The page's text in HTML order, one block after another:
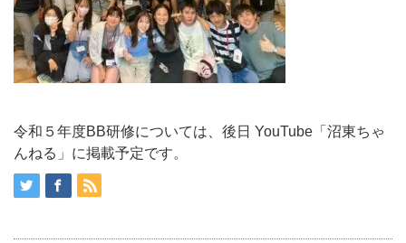
令和５年度BB研修については、後日 YouTube「沼東ちゃ
んねる」に掲載予定です。